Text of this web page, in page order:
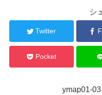
シ
Twitter
Pocket
ymap01-